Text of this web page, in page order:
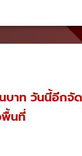
บาท วันนี้อีก
พื้นที่